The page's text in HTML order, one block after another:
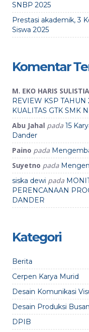
SNBP 2025
Prestasi akademik, 3
Siswa 2025
Komentar
M. EKO HARIS
REVIEW KSP
KUALITAS GTK SMK
Abu Jahal pada 15
Dander
Paino pada
Suyetno pada
siska dewi pada
PERENCANAAN
DANDER
Kategori
Berita
Cerpen Karya Murid
Desain Komunikasi
Desain Produksi
DPIB